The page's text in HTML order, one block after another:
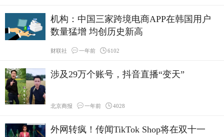
机构：中国三家跨境电商APP在韩国用户
数量猛增 均创历史新高
财联社 一年前 6102
涉及29万个账号，抖音直播“变天”
北京商报 一年前 4028
外网转疯！传闻TikTok Shop将在双十一